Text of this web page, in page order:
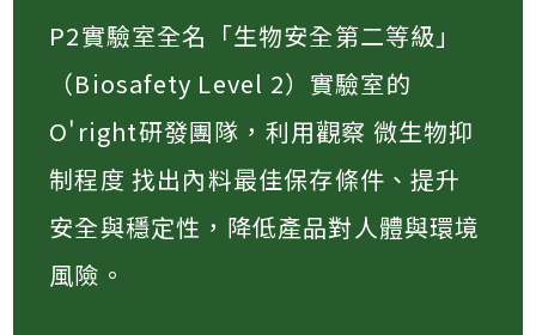
P2實驗室全名「生物安全第二等級」
（Biosafety Level 2）實驗室的
O'right研發團隊，利用觀察 微生物抑
制程度 找出內料最佳保存條件、提升
安全與穩定性，降低產品對人體與環境
風險​。